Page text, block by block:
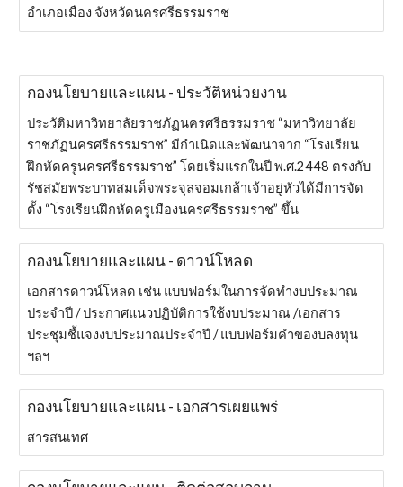
อำเภอเมือง จังหวัดนครศรีธรรมราช
กองนโยบายและแผน - ประวัติหน่วยงาน
ประวัติมหาวิทยาลัยราชภัฏนครศรีธรรมราช “มหาวิทยาลัย
ราชภัฏนครศรีธรรมราช” มีกำเนิดและพัฒนาจาก “โรงเรียน
ฝึกหัดครูนครศรีธรรมราช” โดยเริ่มแรกในปี พ.ศ.2448 ตรงกับ
รัชสมัยพระบาทสมเด็จพระจุลจอมเกล้าเจ้าอยู่หัวได้มีการจัด
ตั้ง “โรงเรียนฝึกหัดครูเมืองนครศรีธรรมราช” ขึ้น
กองนโยบายและแผน - ดาวน์โหลด
เอกสารดาวน์โหลด เช่น แบบฟอร์มในการจัดทำงบประมาณ
ประจำปี / ประกาศแนวปฏิบัติการใช้งบประมาณ /เอกสาร
ประชุมชี้แจงงบประมาณประจำปี / แบบฟอร์มคำของบลงทุน
ฯลฯ
กองนโยบายและแผน - เอกสารเผยแพร่
สารสนเทศ